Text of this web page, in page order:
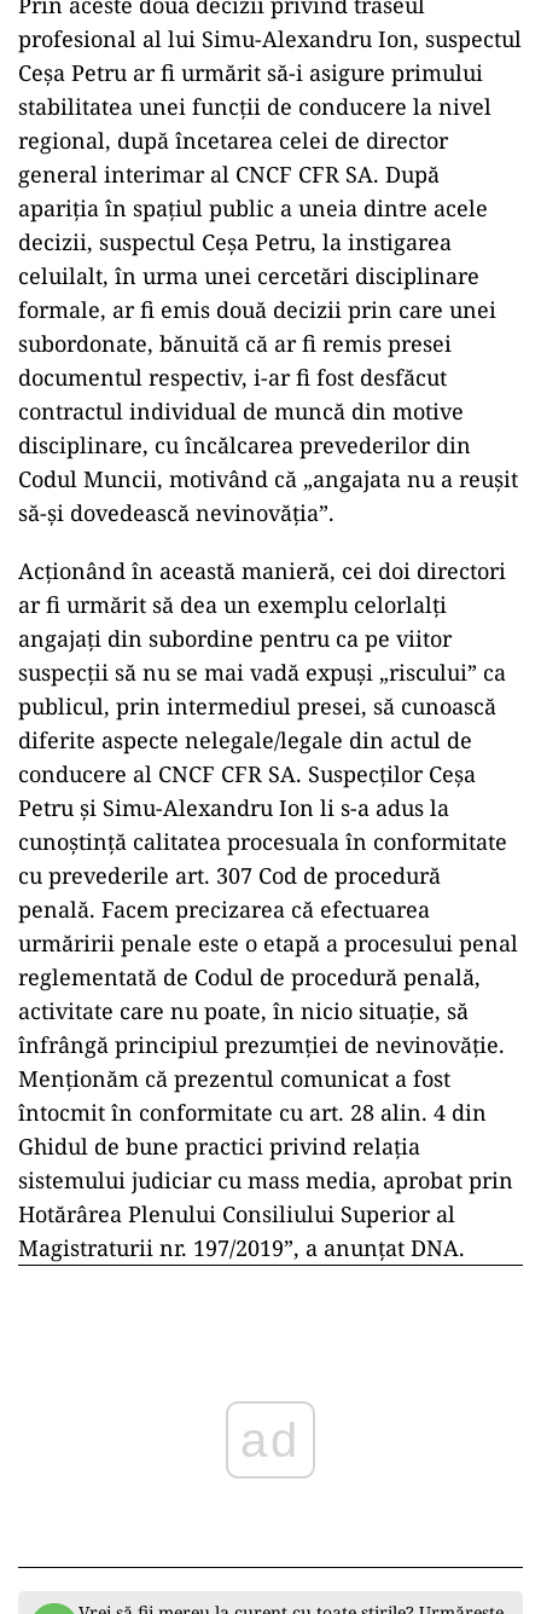
profesional al lui Simu-Alexandru Ion, suspectul
Ceșa Petru ar fi urmărit să-i asigure primului
stabilitatea unei funcții de conducere la nivel
regional, după încetarea celei de director
general interimar al CNCF CFR SA. După
apariția în spațiul public a uneia dintre acele
decizii, suspectul Ceșa Petru, la instigarea
celuilalt, în urma unei cercetări disciplinare
formale, ar fi emis două decizii prin care unei
subordonate, bănuită că ar fi remis presei
documentul respectiv, i-ar fi fost desfăcut
contractul individual de muncă din motive
disciplinare, cu încălcarea prevederilor din
Codul Muncii, motivând că „angajata nu a reușit
să-și dovedească nevinovăția”.
Acționând în această manieră, cei doi directori
ar fi urmărit să dea un exemplu celorlalți
angajați din subordine pentru ca pe viitor
suspecții să nu se mai vadă expuși „riscului” ca
publicul, prin intermediul presei, să cunoască
diferite aspecte nelegale/legale din actul de
conducere al CNCF CFR SA. Suspecților Ceșa
Petru și Simu-Alexandru Ion li s-a adus la
cunoștință calitatea procesuala în conformitate
cu prevederile art. 307 Cod de procedură
penală. Facem precizarea că efectuarea
urmăririi penale este o etapă a procesului penal
reglementată de Codul de procedură penală,
activitate care nu poate, în nicio situație, să
înfrângă principiul prezumției de nevinovăție.
Menționăm că prezentul comunicat a fost
întocmit în conformitate cu art. 28 alin. 4 din
Ghidul de bune practici privind relația
sistemului judiciar cu mass media, aprobat prin
Hotărârea Plenului Consiliului Superior al
Magistraturii nr. 197/2019”, a anunțat DNA.
ad